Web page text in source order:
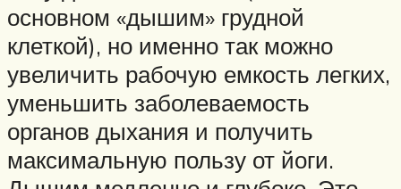
основном «дышим» грудной
клеткой), но именно так можно
увеличить рабочую емкость легких,
уменьшить заболеваемость
органов дыхания и получить
максимальную пользу от йоги.